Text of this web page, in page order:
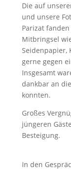
Die auf
und unsere
Parizat
Mitbringsel
Seidenpapier,
gerne gegen
Insgesamt
dankbar an
konnten.
Großes
jüngeren
Besteigung.
In den